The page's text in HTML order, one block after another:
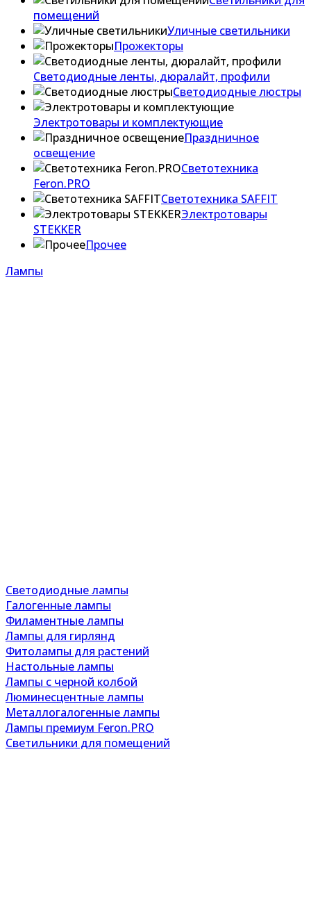
помещений
Уличные светильники
Прожекторы
Светодиодные ленты, дюралайт, профили
Светодиодные люстры
Электротовары и комплектующие
Праздничное
освещение
Светотехника
Feron.PRO
Светотехника SAFFIT
Электротовары
STEKKER
Прочее
Лампы
Светодиодные лампы
Галогенные лампы
Филаментные лампы
Лампы для гирлянд
Фитолампы для растений
Настольные лампы
Лампы с черной колбой
Люминесцентные лампы
Металлогалогенные лампы
Лампы премиум Feron.PRO
Светильники для помещений